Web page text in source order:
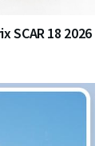
SCAR 18 2026